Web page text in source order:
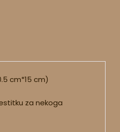
cm*15 cm)
za nekoga